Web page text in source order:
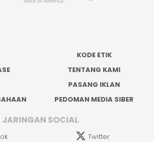
KODE ETIK
TENTANG KAMI
PASANG IKLAN
PEDOMAN MEDIA SIBER
JARINGAN SOCIAL
Twitter